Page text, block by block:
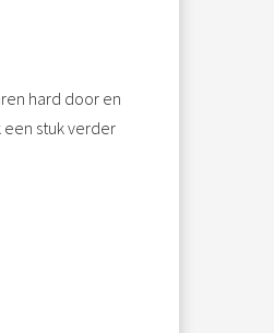
hard door en
stuk verder